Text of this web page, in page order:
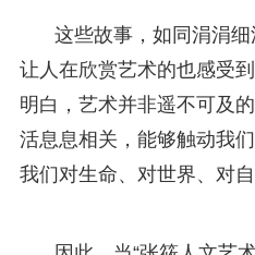
这些故事，如同涓涓细
让人在欣赏艺术的也感受
明白，艺术并非遥不可及
活息息相关，能够触动我
我们对生命、对世界、对自